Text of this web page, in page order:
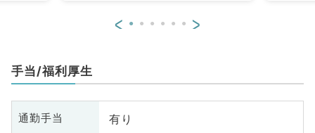
< >
手当/福利厚生
通勤手当 有り